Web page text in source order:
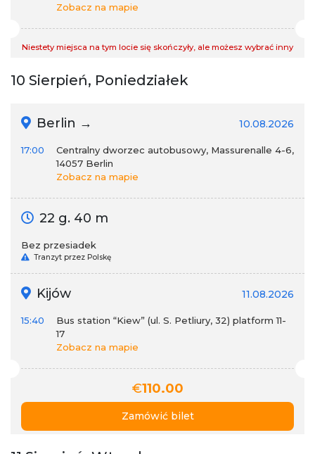
Zobacz na mapie
Niestety miejsca na tym locie się skończyły, ale możesz wybrać inny
10 Sierpień, Poniedziałek
Berlin → 10.08.2026
17:00
Centralny dworzec autobusowy, Massurenalle 4-6,
14057 Berlin
Zobacz na mapie
22 g. 40 m
Bez przesiadek
Tranzyt przez Polskę
Kijów 11.08.2026
15:40
Bus station “Kiew” (ul. S. Petliury, 32) platform 11-
17
Zobacz na mapie
€110.00
Zamówić bilet